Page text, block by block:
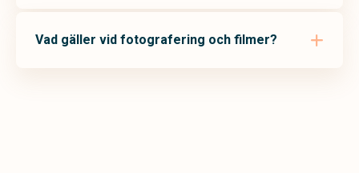
Vad gäller vid fotografering och filmer?